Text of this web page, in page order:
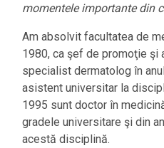
momentele importante din
Am absolvit facultatea de
1980, ca şef de promoţie şi
specialist dermatolog în
asistent universitar la
1995 sunt doctor în
gradele universitare şi din
acestă disciplină.